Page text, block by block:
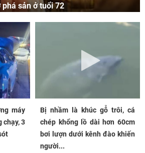
sản ở tuổi 72
máy
chạy, 3
Bị nhầm là khúc gỗ trôi, cá
chép khổng lồ dài hơn 60cm
bơi lượn dưới kênh đào khiến
người...